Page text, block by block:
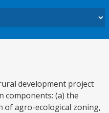
development project
components: (a) the
of agro-ecological zoning,